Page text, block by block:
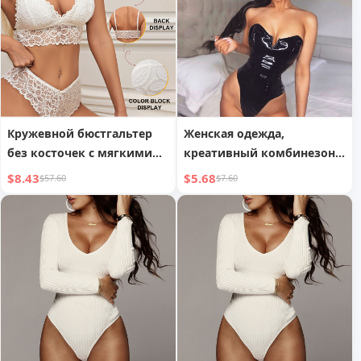
Кружевной бюстгальтер
без косточек с мягкими
чашками и трусики
$8.43$57.60
Женская одежда,
креативный комбинезон
без спинки, сексуальный,
обтягивающий, из ПУ
$5.68$7.60